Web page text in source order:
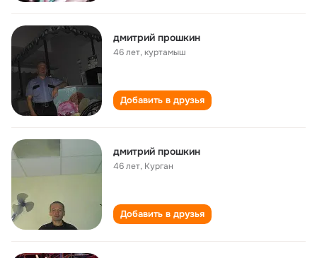
дмитрий прошкин
46 лет,куртамыш
Добавить в друзья
дмитрий прошкин
46 лет, Курган
Добавить в друзья